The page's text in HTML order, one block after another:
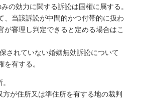
の効力に関する訴訟は国権に属する。
、当該訴訟が中間的かつ付帯的に扱わ
が審理し判定できると定める場合はこ
されていない婚姻無効訴訟について
を有する。
方が住所又は準住所を有する地の裁判